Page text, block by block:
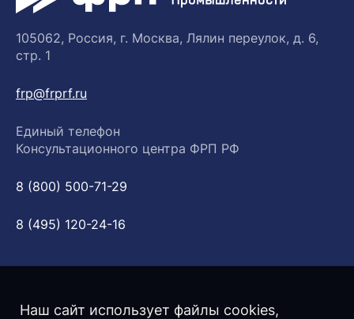
105062, Россия, г. Москва, Лялин переулок, д. 6,
стр. 1
frp@frprf.ru
Единый телефон
Консультационного центра ФРП РФ
8 (800) 500-71-29
8 (495) 120-24-16
Наш сайт использует файлы cookies,